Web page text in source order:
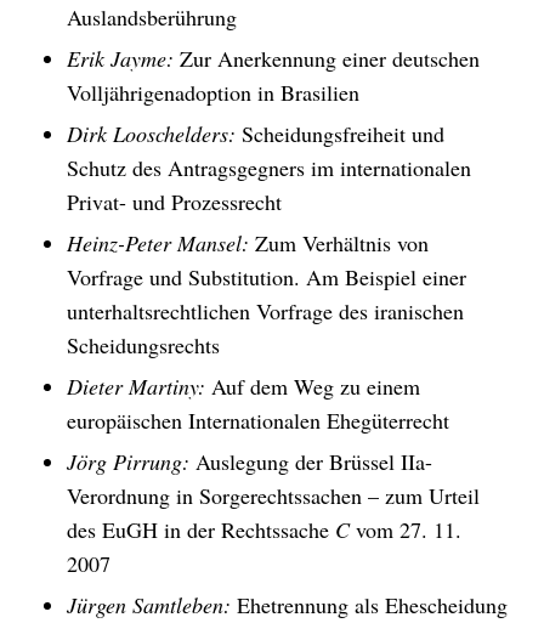
Auslandsberührung
Erik Jayme: Zur Anerkennung einer deutschen
Volljährigenadoption in Brasilien
Dirk Looschelders: Scheidungsfreiheit und
Schutz des Antragsgegners im internationalen
Privat- und Prozessrecht
Heinz-Peter Mansel: Zum Verhältnis von
Vorfrage und Substitution. Am Beispiel einer
unterhaltsrechtlichen Vorfrage des iranischen
Scheidungsrechts
Dieter Martiny: Auf dem Weg zu einem
europäischen Internationalen Ehegüterrecht
Jörg Pirrung: Auslegung der Brüssel IIa-
Verordnung in Sorgerechtssachen – zum Urteil
des EuGH in der Rechtssache Cvom 27. 11.
2007
Jürgen Samtleben: Ehetrennung als Ehescheidung